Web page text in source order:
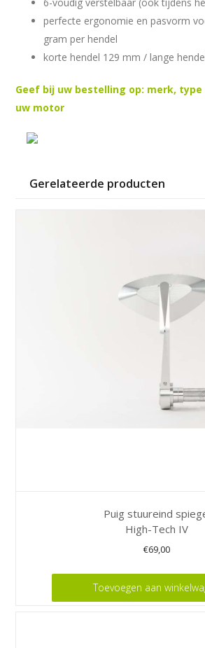
perfecte ergonomie en pasvorm
gram per hendel
korte hendel 129 mm / lange
Geef bij uw bestelling op: merk,
uw motor
Gerelateerde producten
Puig stuureind
High-Tech IV
€69,00
Toevoegen aan